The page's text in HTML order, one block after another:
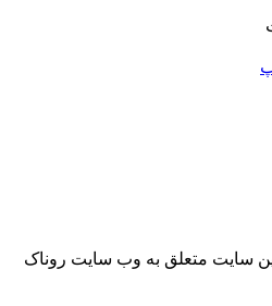
سایت متعلق به وب سایت روناک